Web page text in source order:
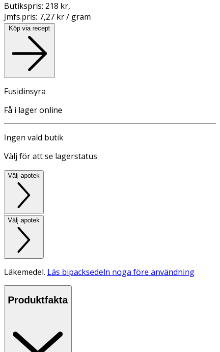
Butikspris: 218 kr,
Jmfs.pris: 7,27 kr / gram
Köp via recept
Fusidinsyra
Få i lager online
Ingen vald butik
Välj för att se lagerstatus
Välj apotek
Välj apotek
Läkemedel. Läs bipacksedeln noga före användning
Produktfakta